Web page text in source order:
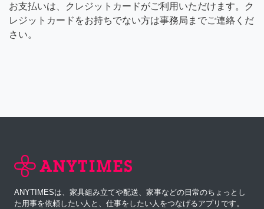
お支払いは、クレジットカードがご利用いただけます。ク
レジットカードをお持ちでない方は事務局までご連絡くだ
さい。
ANYTIMESは、家具組み立てや配送、家事などの日常のちょっとし
た用事を依頼したい人と、仕事をしたい人をつなげるアプリです。